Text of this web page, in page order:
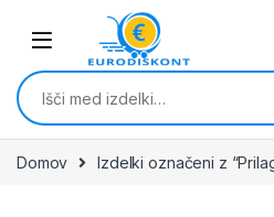
Skip to navigation
Išči:
Domov Izdelki označeni z